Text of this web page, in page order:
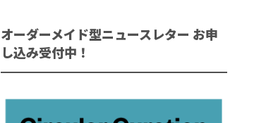
オーダーメイド型ニュースレター お申
し込み受付中！